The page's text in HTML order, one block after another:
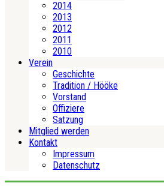
2014
2013
2012
2011
2010
Verein
Geschichte
Tradition / Hööke
Vorstand
Offiziere
Satzung
Mitglied werden
Kontakt
Impressum
Datenschutz